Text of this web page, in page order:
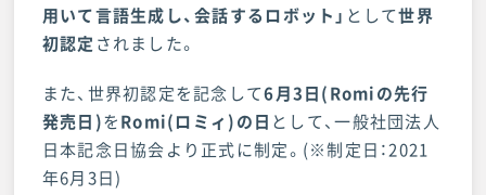
用いて言語生成し、会話するロボット」 として世界
初認定 されました。
また、世界初認定を記念して6月3日(Romiの先行
発売日)をRomi(ロミィ)の日 として、一般社団法人
日本記念日協会より正式に制定。(※制定日：2021
年6月3日)